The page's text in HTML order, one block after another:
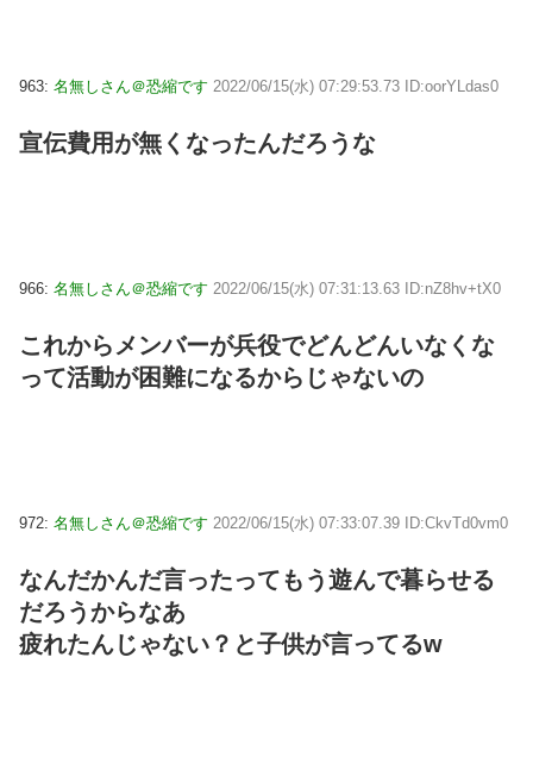
963: 名無しさん＠恐縮です 2022/06/15(水) 07:29:53.73 ID:oorYLdas0
宣伝費用が無くなったんだろうな
966: 名無しさん＠恐縮です 2022/06/15(水) 07:31:13.63 ID:nZ8hv+tX0
これからメンバーが兵役でどんどんいなくな
って活動が困難になるからじゃないの
972: 名無しさん＠恐縮です 2022/06/15(水) 07:33:07.39 ID:CkvTd0vm0
なんだかんだ言ったってもう遊んで暮らせる
だろうからなあ
疲れたんじゃない？と子供が言ってるw